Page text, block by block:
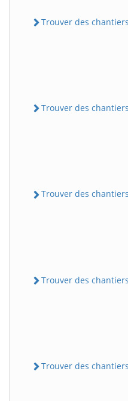
Trouver des chantiers
Trouver des chantiers
Trouver des chantiers
Trouver des chantiers
Trouver des chantiers